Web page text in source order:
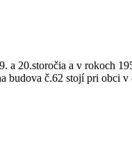
20.storočia a v rokoch
budova č.62 stojí pri obci v